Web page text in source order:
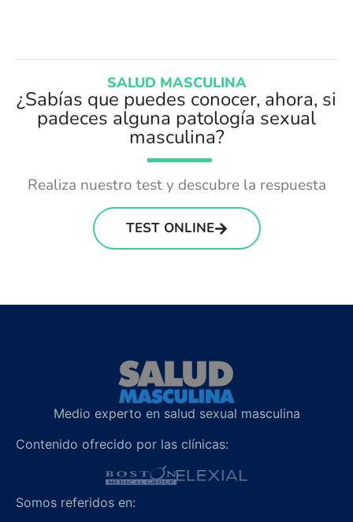
SALUD MASCULINA
¿Sabías que puedes conocer, ahora, si
padeces alguna patología sexual
masculina?
Realiza nuestro test y descubre la respuesta
TEST ONLINE
Medio experto en salud sexual masculina
Contenido ofrecido por las clínicas:
Somos referidos en: